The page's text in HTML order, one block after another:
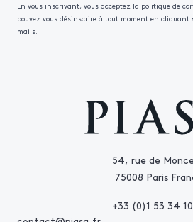
54, rue de
75008 Paris
+33 (0)1 53 34
En vous inscrivant, vous acceptez la politique de
pouvez vous désinscrire à tout moment en
mails.